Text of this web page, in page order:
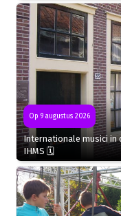
Op 9 augustus 2026
Internationale musici in
IHMS 🗓